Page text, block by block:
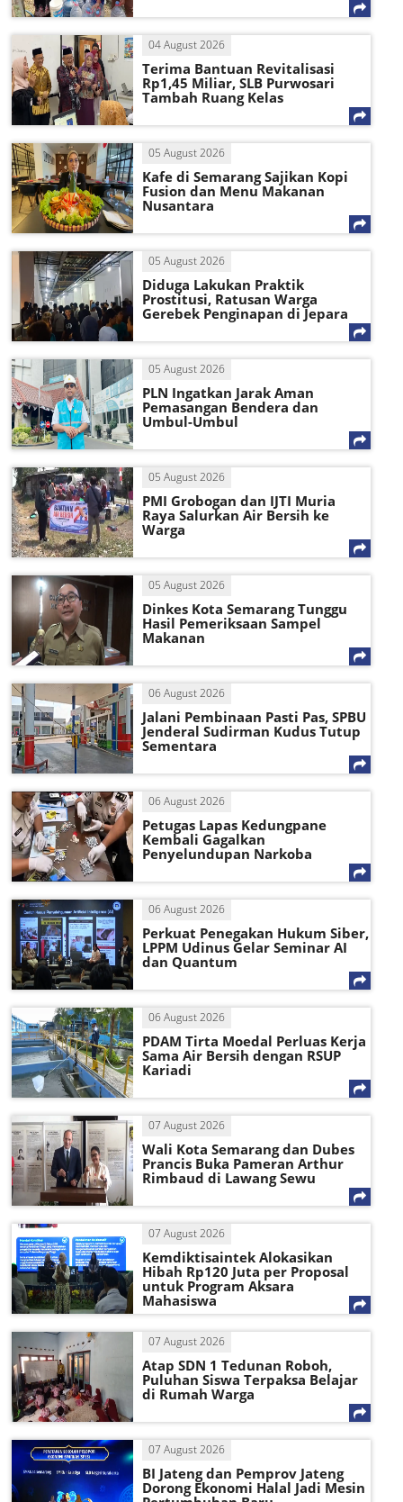
04 August 2026
Terima Bantuan Revitalisasi
Rp1,45 Miliar, SLB Purwosari
Tambah Ruang Kelas
05 August 2026
Kafe di Semarang Sajikan Kopi
Fusion dan Menu Makanan
Nusantara
05 August 2026
Diduga Lakukan Praktik
Prostitusi, Ratusan Warga
Gerebek Penginapan di Jepara
05 August 2026
PLN Ingatkan Jarak Aman
Pemasangan Bendera dan
Umbul-Umbul
05 August 2026
PMI Grobogan dan IJTI Muria
Raya Salurkan Air Bersih ke
Warga
05 August 2026
Dinkes Kota Semarang Tunggu
Hasil Pemeriksaan Sampel
Makanan
06 August 2026
Jalani Pembinaan Pasti Pas, SPBU
Jenderal Sudirman Kudus Tutup
Sementara
06 August 2026
Petugas Lapas Kedungpane
Kembali Gagalkan
Penyelundupan Narkoba
06 August 2026
Perkuat Penegakan Hukum Siber,
LPPM Udinus Gelar Seminar AI
dan Quantum
06 August 2026
PDAM Tirta Moedal Perluas Kerja
Sama Air Bersih dengan RSUP
Kariadi
07 August 2026
Wali Kota Semarang dan Dubes
Prancis Buka Pameran Arthur
Rimbaud di Lawang Sewu
07 August 2026
Kemdiktisaintek Alokasikan
Hibah Rp120 Juta per Proposal
untuk Program Aksara
Mahasiswa
07 August 2026
Atap SDN 1 Tedunan Roboh,
Puluhan Siswa Terpaksa Belajar
di Rumah Warga
07 August 2026
BI Jateng dan Pemprov Jateng
Dorong Ekonomi Halal Jadi Mesin